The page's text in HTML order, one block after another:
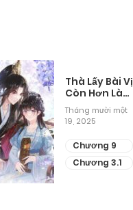
Thà Lấy Bài Vị
Còn Hơn Làm
Thiếp
Tháng mười một
19, 2025
Chương 9
Chương 3.1